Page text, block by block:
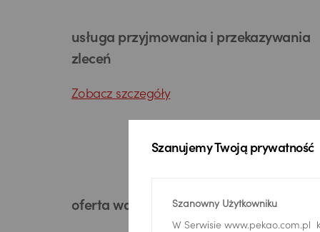
usługa przyjmowania i przekazywania
zleceń
Zobacz szczegóły
oferta ważna do 15.09.2026 r.
Szanujemy Twoją prywatność
Szanowny Użytkowniku
W Serwisie www.pekao.com.pl